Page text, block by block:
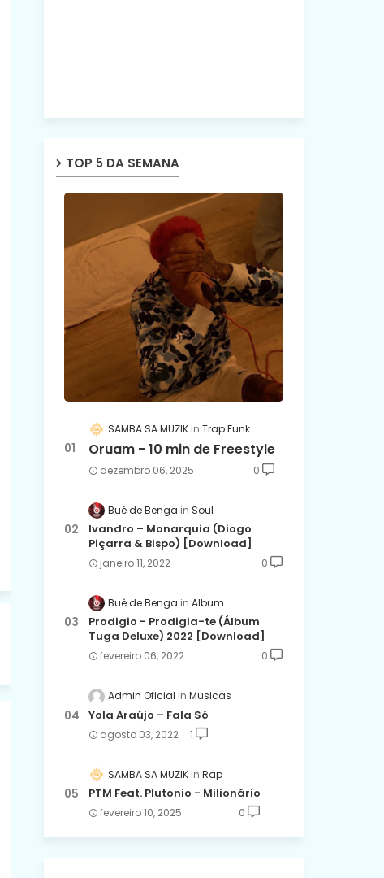
TOP 5 DA SEMANA
SAMBA SA MUZIK Trap Funk
Oruam - 10 min de Freestyle
dezembro 06, 2025 0
Bué de Benga Soul
Ivandro – Monarquia (Diogo
Piçarra & Bispo) [Download]
janeiro 11, 2022 0
Bué de Benga Album
Prodigio - Prodigia-te (Álbum
Tuga Deluxe) 2022 [Download]
fevereiro 06, 2022 0
Admin Oficial Musicas
Yola Araújo – Fala Só
agosto 03, 2022 1
SAMBA SA MUZIK Rap
PTM Feat. Plutonio - Milionário
fevereiro 10, 2025 0